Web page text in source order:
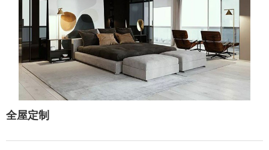
全屋定制